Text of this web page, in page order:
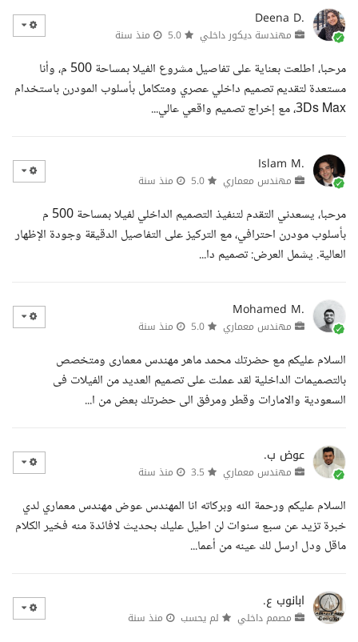
Deena D.
مهندسة ديكور داخلي منذ سنة
مرحبا، اطلعت بعناية على تفاصيل مشروع الفيلا بمساحة 500 م، وأنا
مستعدة لتقديم تصميم داخلي عصري ومتكامل بأسلوب المودرن باستخدام
3Ds Max، مع إخراج تصميم واقعي عالي...
Islam M.
مهندس معماري منذ سنة
مرحبا، يسعدني التقدم لتنفيذ التصميم الداخلي لفيلا بمساحة 500 م
بأسلوب مودرن احترافي، مع التركيز على التفاصيل الدقيقة وجودة الإظهار
العالية. يشمل العرض: تصميم دا...
Mohamed M.
مهندس معماري منذ سنة
السلام عليكم مع حضرتك محمد ماهر مهندس معمارى ومتخصص
بالتصميمات الداخلية لقد عملت على تصميم العديد من الفيلات فى
السعودية والامارات وقطر ومرفق الى حضرتك بعض من ا...
عوض ب.
مهندس معماري منذ سنة
السلام عليكم ورحمة الله وبركاته انا المهندس عوض مهندس معماري لدي
خبرة تزيد عن سبع سنوات لن اطيل عليك بحديث لافائدة منه فخير الكلام
ماقل ودل ارسل لك عينه من أعما...
ابانوب ع.
مصمم داخلي لم يحسب منذ سنة